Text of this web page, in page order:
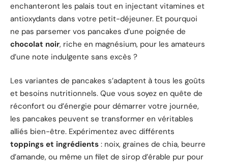
enchanteront les palais tout en injectant vitamines et
antioxydants dans votre petit-déjeuner. Et pourquoi
ne pas parsemer vos pancakes d’une poignée de
chocolat noir, riche en magnésium, pour les amateurs
d’une note indulgente sans excès ?
Les variantes de pancakes s’adaptent à tous les goûts
et besoins nutritionnels. Que vous soyez en quête de
réconfort ou d’énergie pour démarrer votre journée,
les pancakes peuvent se transformer en véritables
alliés bien-être. Expérimentez avec différents
toppings et ingrédients : noix, graines de chia, beurre
d’amande, ou même un filet de sirop d’érable pur pour